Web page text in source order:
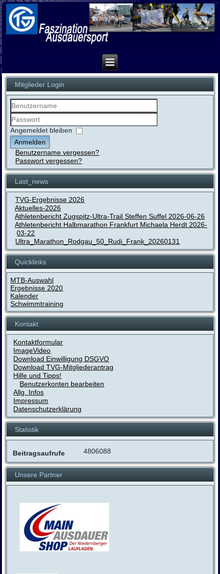
Mitglieder Login
Benutzername
Passwort
Angemeldet bleiben
Anmelden
Benutzername vergessen?
Passwort vergessen?
Last_news
TVG-Ergebnisse 2026
Aktuelles-2026
Athletenbericht Zugspitz-Ultra-Trail Steffen Suffel 2026-06-26
Athletenbericht Halbmarathon Frankfurt Michaela Herdt 2026-
03-22
Ultra_Marathon_Rodgau_50_Rudi_Frank_20260131
Quicklinks
MTB-Auswahl
Ergebnisse 2020
Kalender
Schwimmtraining
Kontakt
Kontaktformular
ImageVideo
Download Einwilligung DSGVO
Download TVG-Mitgliederantrag
Hilfe und Tipps!
Benutzerkonten bearbeiten
Allg. Infos
Impressum
Datenschutzerklärung
Statistik
Beitragsaufrufe 4806088
Unsere Partner